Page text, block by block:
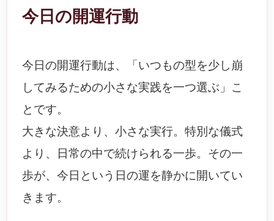
今日の開運行動
今日の開運行動は、「いつもの型を少し崩
してみるための小さな実践を一つ選ぶ」こ
とです。
大きな決意より、小さな実行。特別な儀式
より、日常の中で続けられる一歩。その一
歩が、今日という日の運を静かに開いてい
きます。